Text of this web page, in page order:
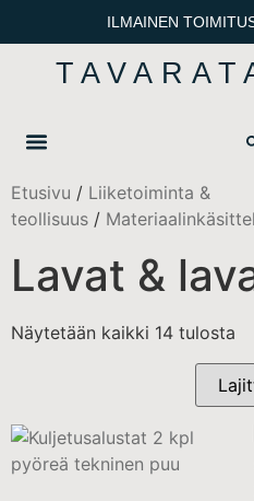
ILMAINEN
Etusivu / Liiketoiminta &
teollisuus /
Lavat &
Näytetään kaikki 14 tulosta